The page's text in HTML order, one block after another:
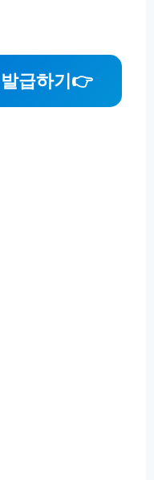
급하기👉